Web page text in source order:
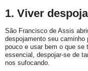
1. Viver
São Francisco de Assis
despojamento seu caminho
pouco e usar bem o que se
essencial, despojar-se de
nos sufocando.